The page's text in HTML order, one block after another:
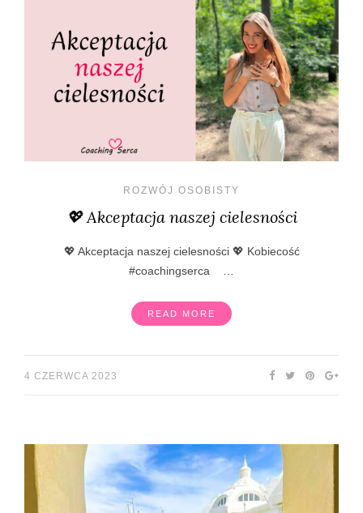
ROZWÓJ OSOBISTY
💖 Akceptacja naszej cielesności
💖 Akceptacja naszej cielesności 💖 Kobiecość
#coachingserca …
READ MORE
4 CZERWCA 2023